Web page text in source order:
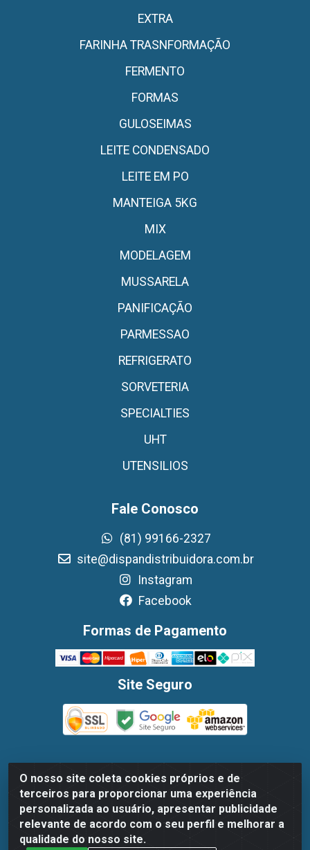
O nosso site coleta cookies próprios e de
terceiros para proporcionar uma experiência
personalizada ao usuário, apresentar publicidade
relevante de acordo com o seu perfil e melhorar a
qualidade do nosso site.
EXTRA
FARINHA TRASNFORMAÇÃO
FERMENTO
FORMAS
GULOSEIMAS
LEITE CONDENSADO
LEITE EM PO
MANTEIGA 5KG
MIX
MODELAGEM
MUSSARELA
PANIFICAÇÃO
PARMESSAO
REFRIGERATO
SORVETERIA
SPECIALTIES
UHT
UTENSILIOS
Fale Conosco
(81) 99166-2327
site@dispandistribuidora.com.br
Instagram
Facebook
Formas de Pagamento
Site Seguro
Dispan Distribuidora de Alimentos LTDA - Avenida
Marechal Mascarenhas De Moraes, 1048- Imbiribeira,
Recife/PE - CEP 51.170-000 - CNPJ 30.779.584/0003-78